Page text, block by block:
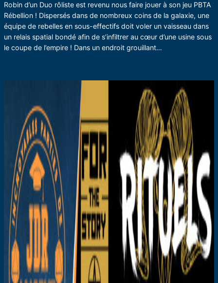
Robin d’un Duo rôliste est revenu nous faire jouer à son jeu PBTA
Rébellion ! Dispersés dans de nombreux coins de la galaxie, une
équipe de rebelles en sous-effectifs doit voler un vaisseau dans
un relais spatial bondé afin de s’infiltrer au cœur d’une usine sous
le coupe de l’empire ! Dans un endroit grouillant…